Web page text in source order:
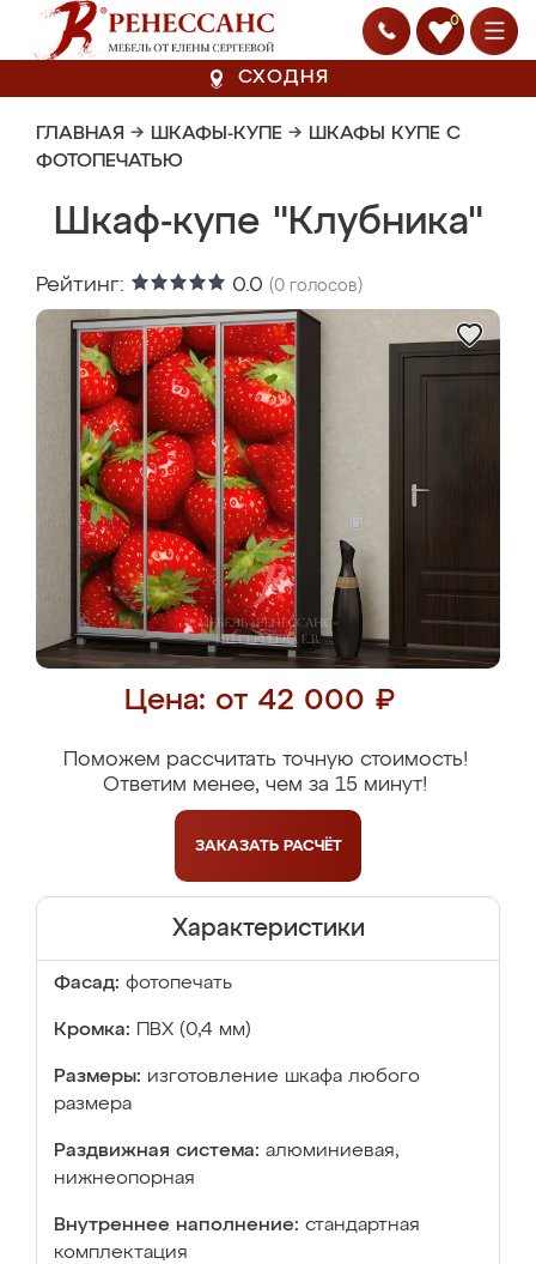
0
СХОДНЯ
ГЛАВНАЯ → ШКАФЫ-КУПЕ → ШКАФЫ КУПЕ С
ФОТОПЕЧАТЬЮ
Шкаф-купе "Клубника"
Рейтинг: 0.0 (0 голосов)
Цена: от 42 000 ₽
Поможем рассчитать точную стоимость!
Ответим менее, чем за 15 минут!
ЗАКАЗАТЬ РАСЧЁТ
Характеристики
Фасад: фотопечать
Кромка: ПВХ (0,4 мм)
Размеры: изготовление шкафа любого
размера
Раздвижная система: алюминиевая,
нижнеопорная
Внутреннее наполнение: стандартная
комплектация